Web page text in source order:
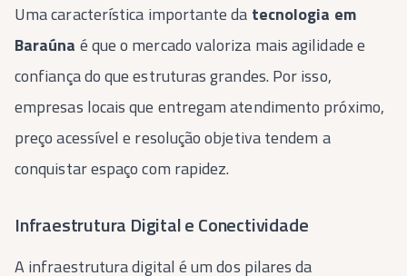
Uma característica importante da tecnologia em
Baraúna é que o mercado valoriza mais agilidade e
confiança do que estruturas grandes. Por isso,
empresas locais que entregam atendimento próximo,
preço acessível e resolução objetiva tendem a
conquistar espaço com rapidez.
Infraestrutura Digital e Conectividade
A infraestrutura digital é um dos pilares da